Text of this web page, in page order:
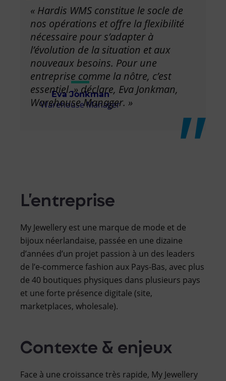
« Hardis WMS constitue le socle de
nos opérations et offre la flexibilité
nécessaire pour s’adapter à
l’évolution de la situation et aux
nouveaux besoins. Pour une
entreprise comme la nôtre, c’est
essentiel. » déclare, Eva Jonkman,
Warehouse Manager. »
Eva Jonkman
Warehouse Manager
L’entreprise
My Jewellery est une marque de mode et de
bijoux néerlandaise, passée en une dizaine
d’années d’un projet passion à un des leaders
de l’e-commerce fashion aux Pays-Bas, avec plus
de 40 boutiques physiques dans plusieurs pays
et une forte présence digitale (site,
marketplaces, wholesale).
Contexte & enjeux
Face à une croissance très rapide, My Jewellery